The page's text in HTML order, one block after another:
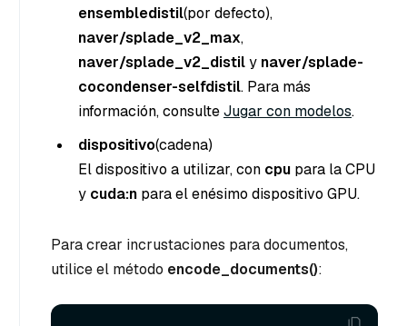
ensembledistil(por defecto),
naver/splade_v2_max,
naver/splade_v2_distily naver/splade-
cocondenser-selfdistil. Para más
información, consulteJugar con modelos.
dispositivo(cadena)
El dispositivo a utilizar, con cpu para la CPU
y cuda:n para el enésimo dispositivo GPU.
Para crear incrustaciones para documentos,
utilice el método encode_documents():